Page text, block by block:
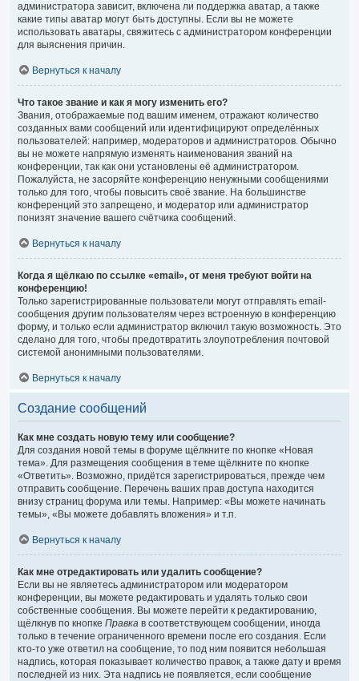
администратора зависит, включена ли поддержка аватар, а также
какие типы аватар могут быть доступны. Если вы не можете
использовать аватары, свяжитесь с администратором конференции
для выяснения причин.
Вернуться к началу
Что такое звание и как я могу изменить его?
Звания, отображаемые под вашим именем, отражают количество
созданных вами сообщений или идентифицируют определённых
пользователей: например, модераторов и администраторов. Обычно
вы не можете напрямую изменять наименования званий на
конференции, так как они установлены её администратором.
Пожалуйста, не засоряйте конференцию ненужными сообщениями
только для того, чтобы повысить своё звание. На большинстве
конференций это запрещено, и модератор или администратор
понизят значение вашего счётчика сообщений.
Вернуться к началу
Когда я щёлкаю по ссылке «email», от меня требуют войти на
конференцию!
Только зарегистрированные пользователи могут отправлять email-
сообщения другим пользователям через встроенную в конференцию
форму, и только если администратор включил такую возможность. Это
сделано для того, чтобы предотвратить злоупотребления почтовой
системой анонимными пользователями.
Вернуться к началу
Создание сообщений
Как мне создать новую тему или сообщение?
Для создания новой темы в форуме щёлкните по кнопке «Новая
тема». Для размещения сообщения в теме щёлкните по кнопке
«Ответить». Возможно, придётся зарегистрироваться, прежде чем
отправить сообщение. Перечень ваших прав доступа находится
внизу страниц форума или темы. Например: «Вы можете начинать
темы», «Вы можете добавлять вложения» и т.п.
Вернуться к началу
Как мне отредактировать или удалить сообщение?
Если вы не являетесь администратором или модератором
конференции, вы можете редактировать и удалять только свои
собственные сообщения. Вы можете перейти к редактированию,
щёлкнув по кнопке Правка в соответствующем сообщении, иногда
только в течение ограниченного времени после его создания. Если
кто-то уже ответил на сообщение, то под ним появится небольшая
надпись, которая показывает количество правок, а также дату и время
последней из них. Эта надпись не появляется, если сообщение